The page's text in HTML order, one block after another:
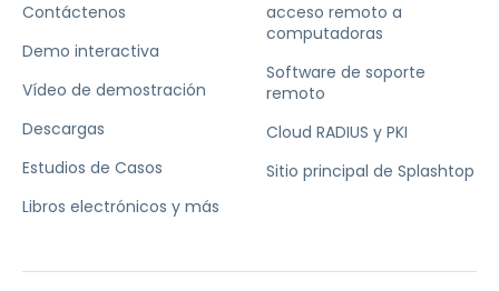
Contáctenos
Demo interactiva
Vídeo de demostración
Descargas
Estudios de Casos
Libros electrónicos y más
acceso remoto a
computadoras
Software de soporte
remoto
Cloud RADIUS y PKI
Sitio principal de Splashtop